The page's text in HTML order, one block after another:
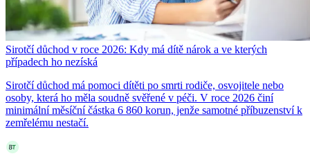
Sirotčí důchod v roce 2026: Kdy má dítě nárok a ve kterých
případech ho nezíská
Sirotčí důchod má pomoci dítěti po smrti rodiče, osvojitele nebo
osoby, která ho měla soudně svěřené v péči. V roce 2026 činí
minimální měsíční částka 6 860 korun, jenže samotné příbuzenství k
zemřelému nestačí.